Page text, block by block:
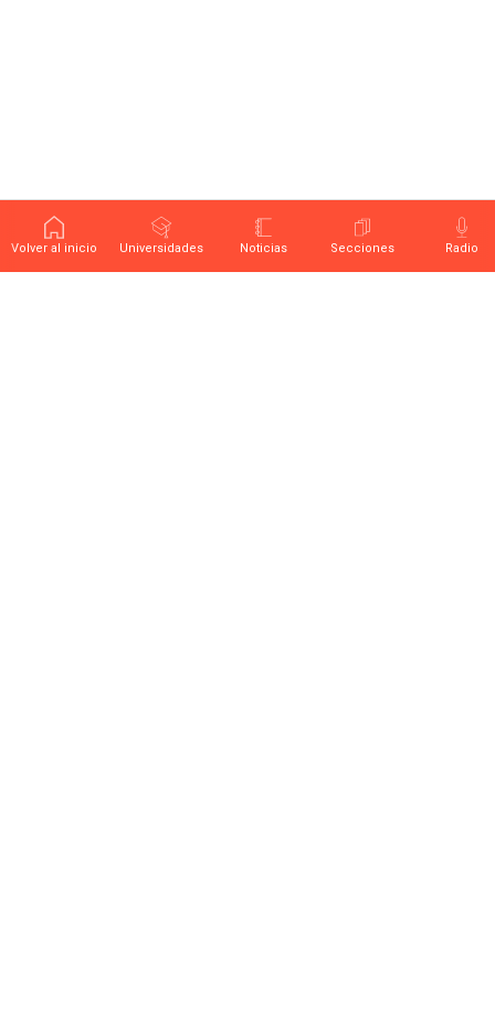
Volver al inicio Universidades Noticias Secciones Radio